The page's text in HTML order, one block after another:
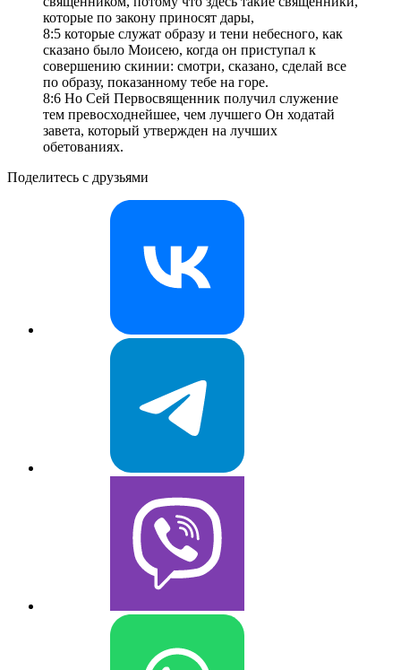
которые по закону приносят дары,
8:5 которые служат образу и тени небесного, как
сказано было Моисею, когда он приступал к
совершению скинии: смотри, сказано, сделай все
по образу, показанному тебе на горе.
8:6 Но Сей Первосвященник получил служение
тем превосходнейшее, чем лучшего Он ходатай
завета, который утвержден на лучших
обетованиях.
Поделитесь с друзьями